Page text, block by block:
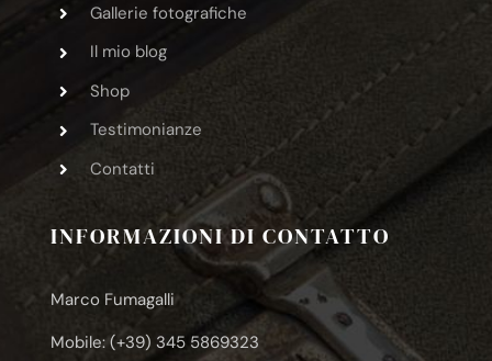
Gallerie fotografiche
Il mio blog
Shop
Testimonianze
Contatti
INFORMAZIONI DI CONTATTO
Marco Fumagalli
Mobile: (+39) 345 5869323